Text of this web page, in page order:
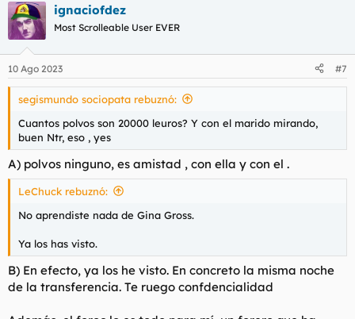
salió una ganga para comprar una casa en su tierra, en Cuba
25000€ y en el banco su marido solo tenía 5000€. A la tarde
tenía la transferencia desde mi cuenta
Hablas de herederos, de gente con suerte en la vida. Pues
fíjate lo que hacen algunos parias de la Tierra por gente que no
es ni de mi sangre.
¶ioputa¶
c
c
i
e
s
ignaciofdez
Most Scrolleable User EVER
10 Ago 2023 #7
segismundo sociopata rebuznó:
Cuantos polvos son 20000 leuros? Y con el marido mirando,
buen Ntr, eso , yes
A) polvos ninguno, es amistad , con ella y con el .
LeChuck rebuznó:
No aprendiste nada de Gina Gross.
Ya los has visto.
B) En efecto, ya los he visto. En concreto la misma noche
de la transferencia. Te ruego confdencialidad